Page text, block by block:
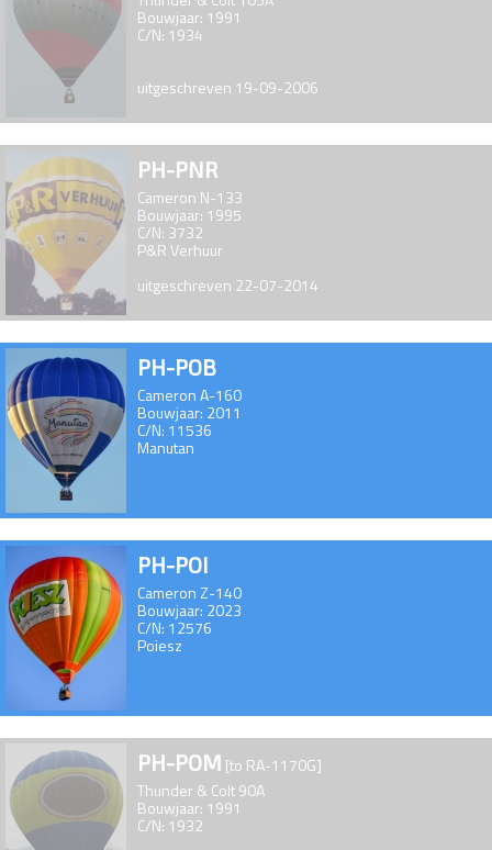
Bouwjaar: 1991
C/N: 1934
uitgeschreven 19-09-2006
PH-PNR
Cameron N-133
Bouwjaar: 1995
C/N: 3732
P&R Verhuur
uitgeschreven 22-07-2014
PH-POB
Cameron A-160
Bouwjaar: 2011
C/N: 11536
Manutan
PH-POI
Cameron Z-140
Bouwjaar: 2023
C/N: 12576
Poiesz
PH-POM [to RA-1170G]
Thunder & Colt 90A
Bouwjaar: 1991
C/N: 1932